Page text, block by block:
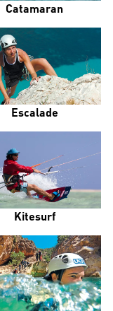
Catamaran
Escalade
Kitesurf